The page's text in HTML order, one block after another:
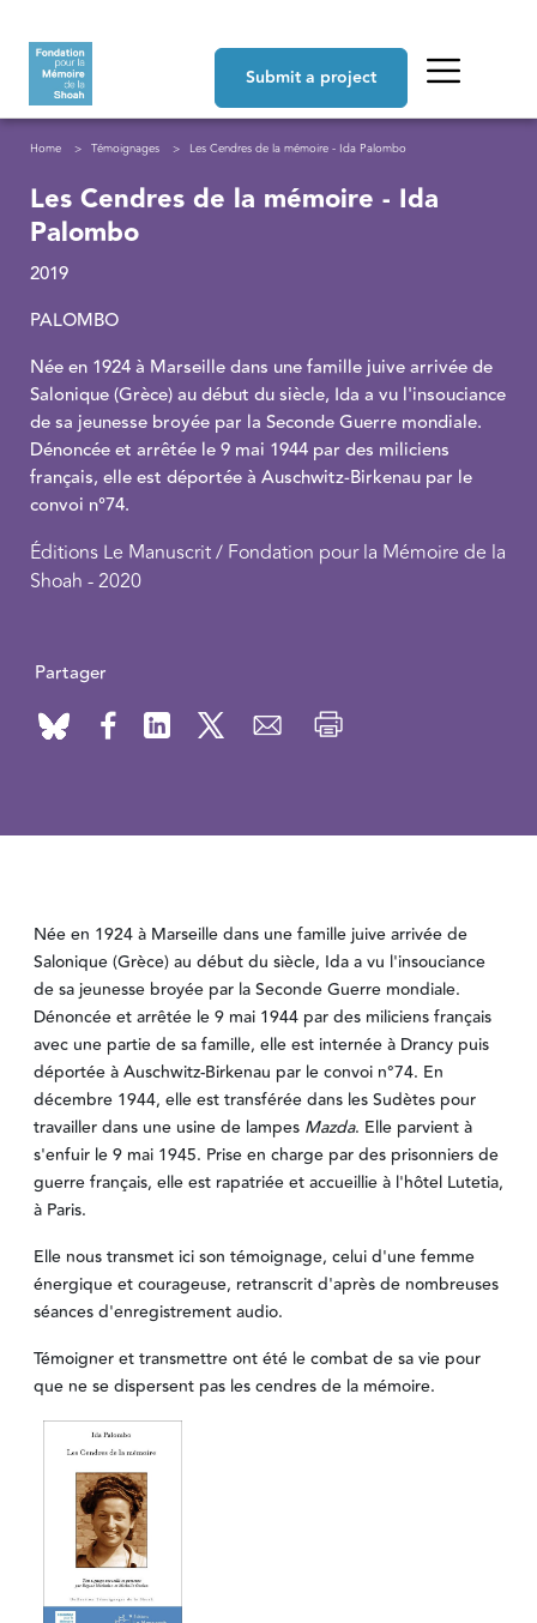
Submit a project
Breadcrumb
Home Témoignages Les Cendres de la mémoire - Ida Palombo
Les Cendres de la mémoire - Ida
Palombo
2019
PALOMBO
Née en 1924 à Marseille dans une famille juive arrivée de
Salonique (Grèce) au début du siècle, Ida a vu l'insouciance
de sa jeunesse broyée par la Seconde Guerre mondiale.
Dénoncée et arrêtée le 9 mai 1944 par des miliciens
français, elle est déportée à Auschwitz-Birkenau par le
convoi n°74.
Éditions Le Manuscrit / Fondation pour la Mémoire de la
Shoah - 2020
Partager
Née en 1924 à Marseille dans une famille juive arrivée de
Salonique (Grèce) au début du siècle, Ida a vu l'insouciance
de sa jeunesse broyée par la Seconde Guerre mondiale.
Dénoncée et arrêtée le 9 mai 1944 par des miliciens français
avec une partie de sa famille, elle est internée à Drancy puis
déportée à Auschwitz-Birkenau par le convoi n°74. En
décembre 1944, elle est transférée dans les Sudètes pour
travailler dans une usine de lampes Mazda. Elle parvient à
s'enfuir le 9 mai 1945. Prise en charge par des prisonniers de
guerre français, elle est rapatriée et accueillie à l'hôtel Lutetia,
à Paris.
Elle nous transmet ici son témoignage, celui d'une femme
énergique et courageuse, retranscrit d'après de nombreuses
séances d'enregistrement audio.
Témoigner et transmettre ont été le combat de sa vie pour
que ne se dispersent pas les cendres de la mémoire.